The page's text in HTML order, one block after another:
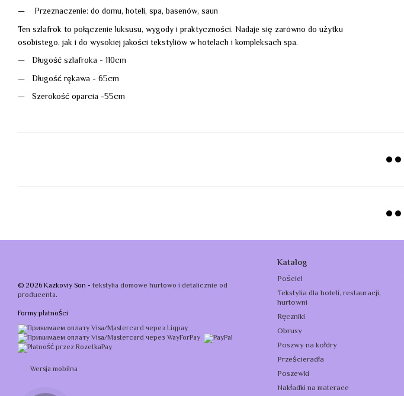
Przeznaczenie: do domu, hoteli, spa, basenów, saun
Ten szlafrok to połączenie luksusu, wygody i praktyczności. Nadaje się zarówno do użytku
osobistego, jak i do wysokiej jakości tekstyliów w hotelach i kompleksach spa.
Długość szlafroka - 110cm
Długość rękawa - 65cm
Szerokość oparcia -55cm
© 2026 Kazkoviy Son - tekstylia domowe hurtowo i detalicznie od
producenta.
Formy płatności
Wersja mobilna
Katalog
Pościel
Tekstylia dla hoteli, restauracji,
hurtowni
Ręczniki
Obrusy
Poszwy na kołdry
Prześcieradła
Poszewki
Nakładki na materace